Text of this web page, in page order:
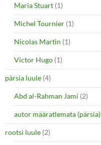
Maria Stuart (1)
Michel Tournier (1)
Nicolas Martin (1)
Victor Hugo (1)
pärsia luule (4)
Abd al-Rahman Jami (2)
autor määratlemata (pärsia)
rootsi luule (2)